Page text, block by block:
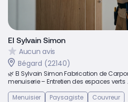
EI Sylvain Simon
Aucun avis
Bégard (22140)
🌿 EI Sylvain Simon Fabrication de
menuiserie – Entretien des espaces verts
Menuisier
Paysagiste Couvreur